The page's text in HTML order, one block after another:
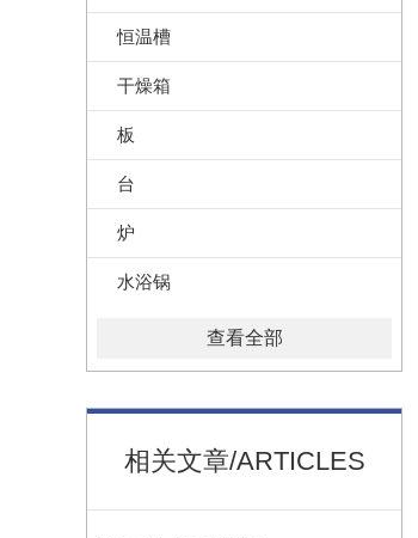
恒温槽
干燥箱
板
台
炉
水浴锅
查看全部
相关文章/ARTICLES